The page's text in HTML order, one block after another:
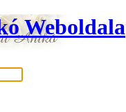
Weboldala